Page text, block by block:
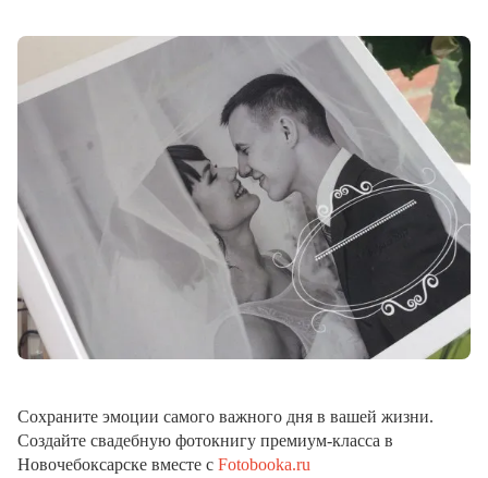
Сохраните эмоции самого важного дня в вашей жизни.
Создайте свадебную фотокнигу премиум-класса в
Новочебоксарске вместе с Fotobooka.ru